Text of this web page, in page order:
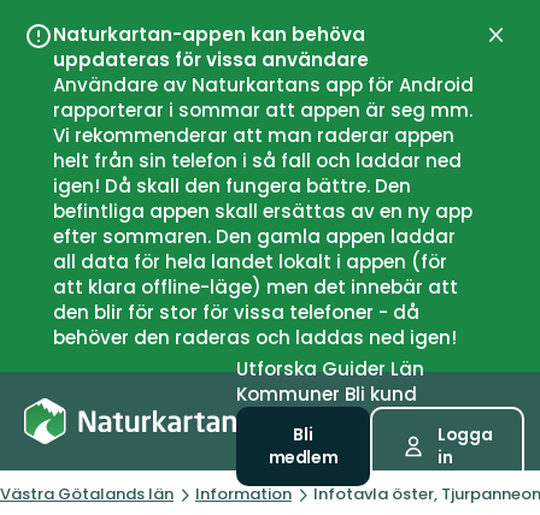
Naturkartan-appen kan behöva
uppdateras för vissa användare
Användare av Naturkartans app för Android
rapporterar i sommar att appen är seg mm.
Vi rekommenderar att man raderar appen
helt från sin telefon i så fall och laddar ned
igen! Då skall den fungera bättre. Den
befintliga appen skall ersättas av en ny app
efter sommaren. Den gamla appen laddar
all data för hela landet lokalt i appen (för
att klara offline-läge) men det innebär att
den blir för stor för vissa telefoner - då
behöver den raderas och laddas ned igen!
UtforskaGuiderLän
Kommuner Bli kund
Bli
medlem
Logga
in
Västra Götalands län Information Infotavla öster,